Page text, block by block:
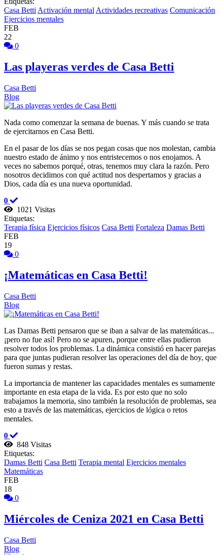
Casa Betti Activación mental Actividades recreativas Comunicación
Ejercicios mentales
FEB
22
0
Las playeras verdes de Casa Betti
Casa Betti
Blog
Nada como comenzar la semana de buenas. Y más cuando se trata
de ejercitarnos en Casa Betti.
En el pasar de los días se nos pegan cosas que nos molestan, cambia
nuestro estado de ánimo y nos entristecemos o nos enojamos. A
veces no sabemos porqué, otras, tenemos muy clara la razón. Pero
nosotros decidimos con qué actitud nos despertamos y gracias a
Dios, cada día es una nueva oportunidad.
0
1021 Visitas
Etiquetas:
Terapia física Ejercicios físicos Casa Betti Fortaleza Damas Betti
FEB
19
0
¡Matemáticas en Casa Betti!
Casa Betti
Blog
Las Damas Betti pensaron que se iban a salvar de las matemáticas...
¡pero no fue así! Pero no se apuren, porque entre ellas pudieron
resolver todos los problemas. La dinámica consistió en hacer parejas
para que juntas pudieran resolver las operaciones del día de hoy, que
fueron sumas y restas.
La importancia de mantener las capacidades mentales es sumamente
importante en esta etapa de la vida. Es por esto que no solo
trabajamos la memoria, sino también la resolución de problemas, sea
esto a través de las matemáticas, ejercicios de lógica o retos
mentales.
0
848 Visitas
Etiquetas:
Damas Betti Casa Betti Terapia mental Ejercicios mentales
Matemáticas
FEB
18
0
Miércoles de Ceniza 2021 en Casa Betti
Casa Betti
Blog